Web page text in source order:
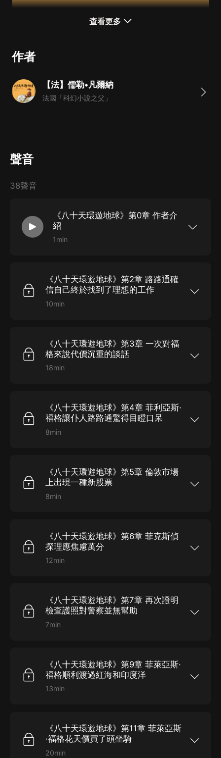
查看更多
作者
【法】儒勒•凡爾納
法國「科幻小說之父」
聲音
38聲音
《八十天環遊地球》第0章 作者介
紹
1min
巨輪的十九世紀，竟然完成了這一天方夜譚般的繞
地球一週，不僅贏得了打賭，而且獲得了愛情。本
書寓科學知識、創造力、藝術和趣味於一體，在全
世界擁有廣泛的讀者。...
《八十天環遊地球》第2章 路路通確
信自己終於找到了理想的工作
10min
巨輪的十九世紀，竟然完成了這一天方夜譚般的繞
地球一週，不僅贏得了打賭，而且獲得了愛情。本
書寓科學知識、創造力、藝術和趣味於一體，在全
世界擁有廣泛的讀者。...
《八十天環遊地球》第3章 一次對福
格來說代價沉重的談話
18min
巨輪的十九世紀，竟然完成了這一天方夜譚般的繞
地球一週，不僅贏得了打賭，而且獲得了愛情。本
書寓科學知識、創造力、藝術和趣味於一體，在全
世界擁有廣泛的讀者。...
《八十天環遊地球》第4章 菲利亞斯·
福格讓仆人路路通驚得目瞪口呆
8min
巨輪的十九世紀，竟然完成了這一天方夜譚般的繞
地球一週，不僅贏得了打賭，而且獲得了愛情。本
書寓科學知識、創造力、藝術和趣味於一體，在全
世界擁有廣泛的讀者。...
《八十天環遊地球》第5章 倫敦市場
上出現一種新股票
8min
巨輪的十九世紀，竟然完成了這一天方夜譚般的繞
地球一週，不僅贏得了打賭，而且獲得了愛情。本
書寓科學知識、創造力、藝術和趣味於一體，在全
世界擁有廣泛的讀者。...
《八十天環遊地球》第6章 菲克斯偵
探理應焦慮萬分
12min
巨輪的十九世紀，竟然完成了這一天方夜譚般的繞
地球一週，不僅贏得了打賭，而且獲得了愛情。本
書寓科學知識、創造力、藝術和趣味於一體，在全
世界擁有廣泛的讀者。...
《八十天環遊地球》第7章 再次證明
檢查護照對警察並無幫助
7min
巨輪的十九世紀，竟然完成了這一天方夜譚般的繞
地球一週，不僅贏得了打賭，而且獲得了愛情。本
書寓科學知識、創造力、藝術和趣味於一體，在全
世界擁有廣泛的讀者。...
《八十天環遊地球》第9章 菲萊亞斯·
福格順利渡過紅海和印度洋
13min
巨輪的十九世紀，竟然完成了這一天方夜譚般的繞
地球一週，不僅贏得了打賭，而且獲得了愛情。本
書寓科學知識、創造力、藝術和趣味於一體，在全
世界擁有廣泛的讀者。...
《八十天環遊地球》第11章 菲萊亞斯
·福格花天價買了頭坐騎
20min